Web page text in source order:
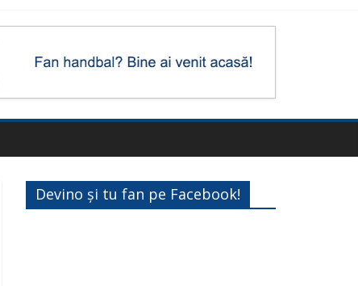
Devino și tu fan pe Facebook!